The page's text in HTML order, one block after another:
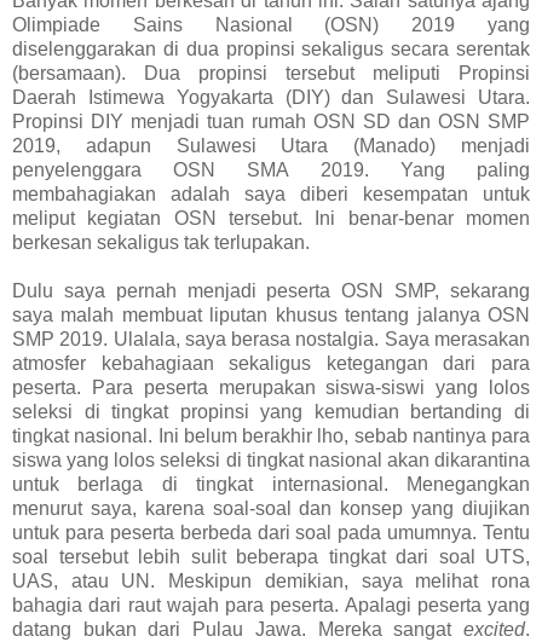
Olimpiade Sains Nasional (OSN) 2019 yang
diselenggarakan di dua propinsi sekaligus secara serentak
(bersamaan). Dua propinsi tersebut meliputi Propinsi
Daerah Istimewa Yogyakarta (DIY) dan Sulawesi Utara.
Propinsi DIY menjadi tuan rumah OSN SD dan OSN SMP
2019, adapun Sulawesi Utara (Manado) menjadi
penyelenggara OSN SMA 2019. Yang paling
membahagiakan adalah saya diberi kesempatan untuk
meliput kegiatan OSN tersebut. Ini benar-benar momen
berkesan sekaligus tak terlupakan.
Dulu saya pernah menjadi peserta OSN SMP, sekarang
saya malah membuat liputan khusus tentang jalanya OSN
SMP 2019. Ulalala, saya berasa nostalgia. Saya merasakan
atmosfer kebahagiaan sekaligus ketegangan dari para
peserta. Para peserta merupakan siswa-siswi yang lolos
seleksi di tingkat propinsi yang kemudian bertanding di
tingkat nasional. Ini belum berakhir lho, sebab nantinya para
siswa yang lolos seleksi di tingkat nasional akan dikarantina
untuk berlaga di tingkat internasional. Menegangkan
menurut saya, karena soal-soal dan konsep yang diujikan
untuk para peserta berbeda dari soal pada umumnya. Tentu
soal tersebut lebih sulit beberapa tingkat dari soal UTS,
UAS, atau UN. Meskipun demikian, saya melihat rona
bahagia dari raut wajah para peserta. Apalagi peserta yang
datang bukan dari Pulau Jawa. Mereka sangat excited.